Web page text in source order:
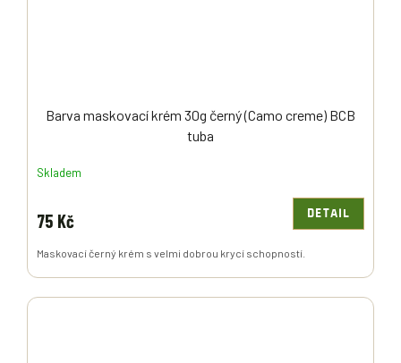
Barva maskovací krém 30g černý (Camo creme) BCB
tuba
Skladem
75 Kč DETAIL
Maskovací černý krém s velmi dobrou krycí schopností.